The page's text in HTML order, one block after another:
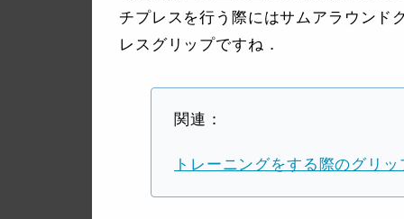
チプレスを行う際にはサムアラウンド
レスグリップですね．
関連：
トレーニングをする際のグリ